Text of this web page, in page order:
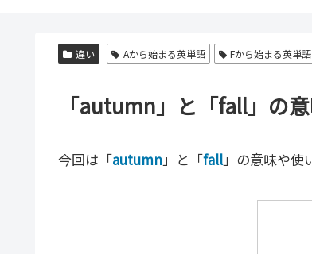
違い Aから始まる英単語 Fから始まる英単語
「autumn」と「fall」の
今回は「autumn」と「fall」の意味や使